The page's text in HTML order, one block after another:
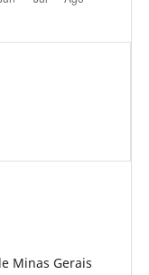
Minas Gerais